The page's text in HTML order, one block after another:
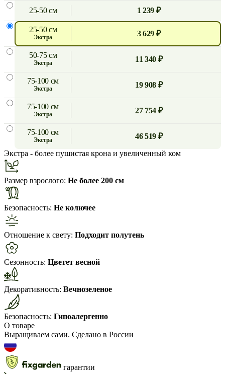
25-50 см
1 239 ₽
25-50 см
экстра 3 629 ₽
50-75 см
экстра 11 340 ₽
75-100 см
экстра 19 908 ₽
75-100 см
экстра 27 754 ₽
75-100 см
экстра
46 519 ₽
Экстра - более пушистая крона и увеличенный ком
Размер взрослого: Не более 200 см
Безопасность: Не колючее
Отношение к свету: Подходит полутень
Сезонность: Цветет весной
Декоративность: Вечнозеленое
Безопасность: Гипоалергенно
О товаре
Выращиваем сами. Сделано в России
гарантии